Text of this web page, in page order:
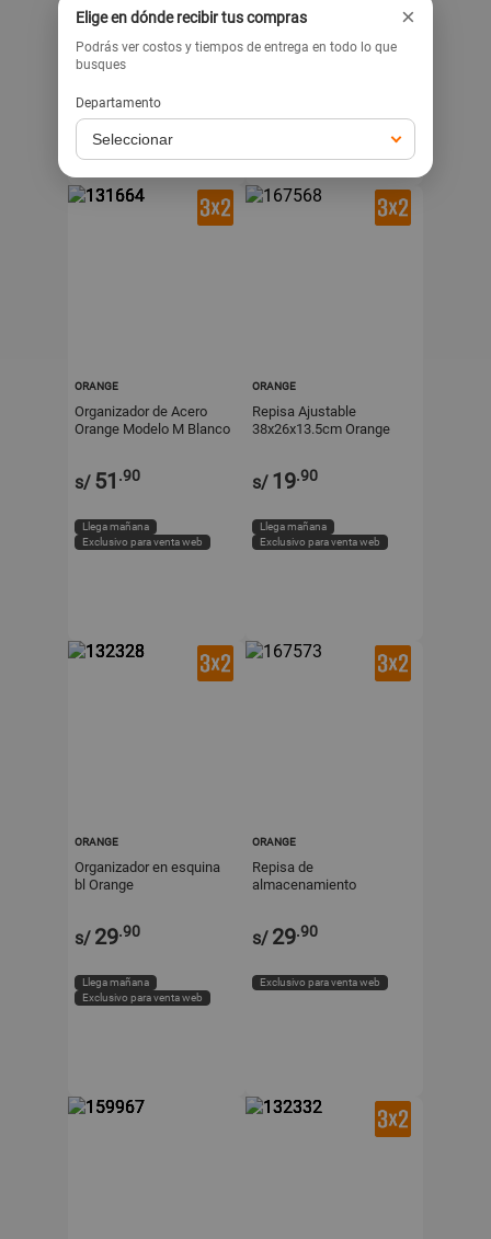
s/41.90
Llega mañana
s/ 44.90
ORANGE
Organizador de Acero
Orange Modelo M Blanco
s/ 51 .90
Llega mañana
Exclusivo para venta web
ORANGE
Repisa Ajustable
38x26x13.5cm Orange
s/ 19.90
Llega mañana
Exclusivo para venta web
ORANGE
Organizador en esquina
bl Orange
s/ 29.90
Llega mañana
Exclusivo para venta web
ORANGE
Repisa de
almacenamiento
s/ 29.90
Exclusivo para venta web
Elige en dónde recibir tus compras ×
Podrás ver costos y tiempos de entrega en todo lo que
busques
Departamento